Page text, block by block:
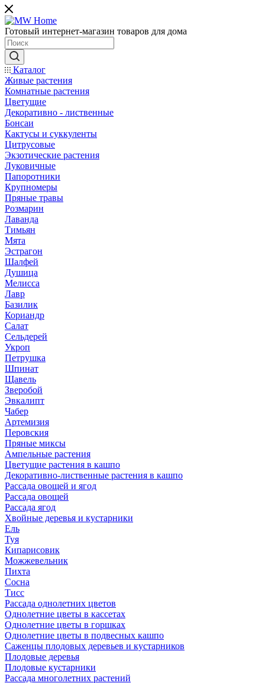
Готовый интернет-магазин товаров для дома
Каталог
Живые растения
Комнатные растения
Цветущие
Декоративно - лиственные
Бонсаи
Кактусы и суккуленты
Цитрусовые
Экзотические растения
Луковичные
Папоротники
Крупномеры
Пряные травы
Розмарин
Лаванда
Тимьян
Мята
Эстрагон
Шалфей
Душица
Мелисса
Лавр
Базилик
Кориандр
Салат
Сельдерей
Укроп
Петрушка
Шпинат
Щавель
Зверобой
Эвкалипт
Чабер
Артемизия
Перовския
Пряные миксы
Ампельные растения
Цветущие растения в кашпо
Декоративно-лиственные растения в кашпо
Рассада овощей и ягод
Рассада овощей
Рассада ягод
Хвойные деревья и кустарники
Ель
Туя
Кипарисовик
Можжевельник
Пихта
Сосна
Тисc
Рассада однолетних цветов
Однолетние цветы в кассетах
Однолетние цветы в горшках
Однолетние цветы в подвесных кашпо
Саженцы плодовых деревьев и кустарников
Плодовые деревья
Плодовые кустарники
Рассада многолетних растений